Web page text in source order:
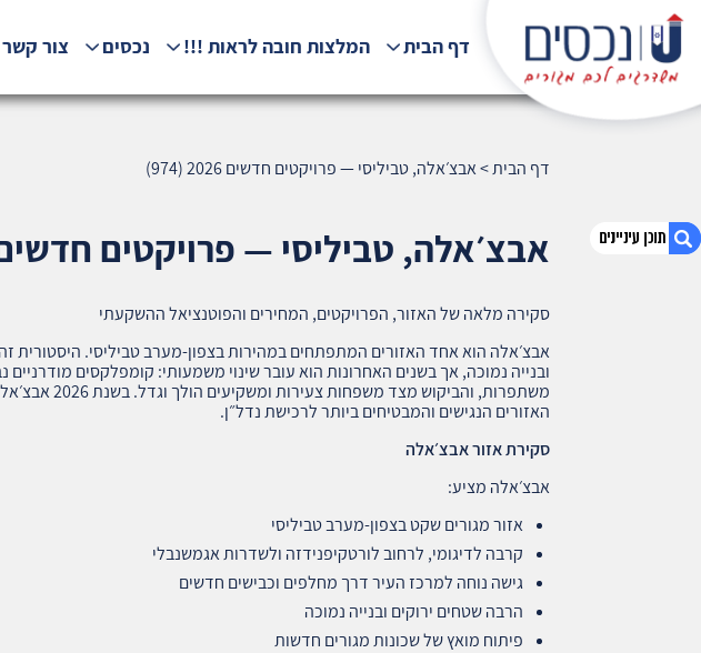
1. אבצ׳אלה, טביליסי — פרויקטים חדשים 2026
דף הבית המלצות חובה לראות !!! נכסים צור קשר
דף הבית>אבצ׳אלה, טביליסי — פרויקטים חדשים 2026 (974)
אבצ׳אלה, טביליסי — פרויקטים חדשים 2026
סקירה מלאה של האזור, הפרויקטים, המחירים והפוטנציאל ההשקעתי
אבצ׳אלה הוא אחד האזורים המתפתחים במהירות בצפון‑מערב טביליסי. היסטורית
ובנייה נמוכה, אך בשנים האחרונות הוא עובר שינוי משמעותי: קומפלקסים מודרניים
משתפרות, והביקוש מצד משפחות
האזורים הנגישים והמבטיחים ביותר לרכישת נדל״ן.
סקירת אזור אבצ׳אלה
אבצ׳אלה מציע:
אזור מגורים שקט בצפון‑מערב טביליסי
קרבה לדיגומי, לרחוב לורטקיפנידזה ולשדרות אגמשנבלי
גישה נוחה למרכז העיר דרך מחלפים וכבישים חדשים
הרבה שטחים ירוקים ובנייה נמוכה
פיתוח מואץ של שכונות מגורים חדשות